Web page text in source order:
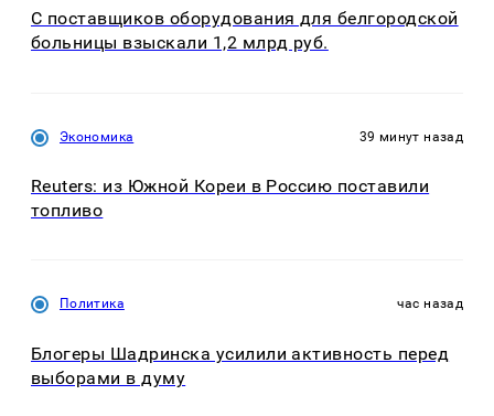
С поставщиков оборудования для белгородской
больницы взыскали 1,2 млрд руб.
Экономика 39 минут назад
Reuters: из Южной Кореи в Россию поставили
топливо
Политика час назад
Блогеры Шадринска усилили активность перед
выборами в думу